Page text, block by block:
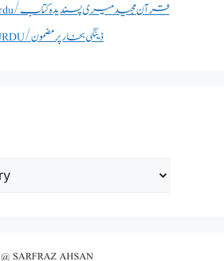
quran majeed essay in urdu/قرآن مجید میری پسندیدہ کتاب
DENGUE ESSAY IN URDU/ڈینگی بخار پر مضمون
@ SARFRAZ AHSAN